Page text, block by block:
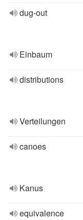
dug-out
Einbaum
distributions
Verteilungen
canoes
Kanus
equivalence